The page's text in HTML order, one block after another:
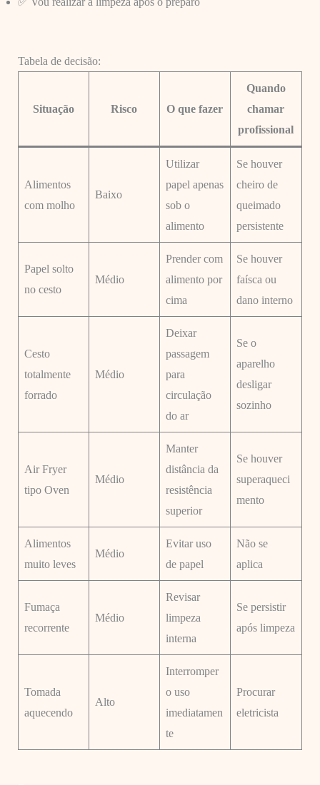
Tabela de decisão:
Situação Risco O que fazer
Quando
chamar
profissional
Alimentos
com molho
Baixo
Utilizar
papel apenas
sob o
alimento
Se houver
cheiro de
queimado
persistente
Papel solto
no cesto
Médio
Prender com
alimento por
cima
Se houver
faísca ou
dano interno
Cesto
totalmente
forrado
Médio
Deixar
passagem
para
circulação
do ar
Se o
aparelho
desligar
sozinho
Air Fryer
tipo Oven
Médio
Manter
distância da
resistência
superior
Se houver
superaqueci
mento
Alimentos
muito leves
Médio
Evitar uso
de papel
Não se
aplica
Fumaça
recorrente
Médio
Revisar
limpeza
interna
Se persistir
após limpeza
Tomada
aquecendo
Alto
Interromper
o uso
imediatamen
te
Procurar
eletricista